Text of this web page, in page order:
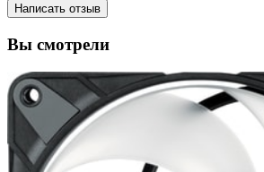
Написать отзыв
Вы смотрели